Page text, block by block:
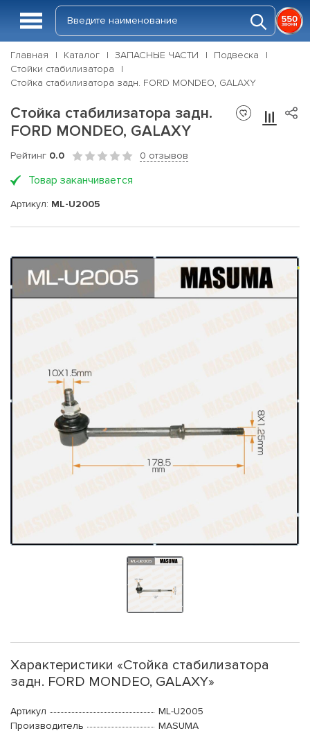
Главная Каталог ЗАПАСНЫЕ ЧАСТИ
Подвеска
Стойки стабилизатора
Стойка стабилизатора задн. FORD MONDEO, GALAXY
Стойка стабилизатора задн.
FORD MONDEO, GALAXY
Рейтинг 0.0 0 отзывов
Товар заканчивается
Артикул: ML-U2005
Характеристики «Стойка стабилизатора
задн. FORD MONDEO, GALAXY»
Артикул
ML-U2005
Производитель
MASUMA